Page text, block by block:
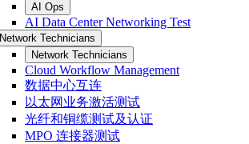
AI Ops
AI Data Center Networking Test
Network Technicians
Network Technicians
Cloud Workflow Management
数据中心互连
以太网业务激活测试
光纤和铜缆测试及认证
MPO 连接器测试